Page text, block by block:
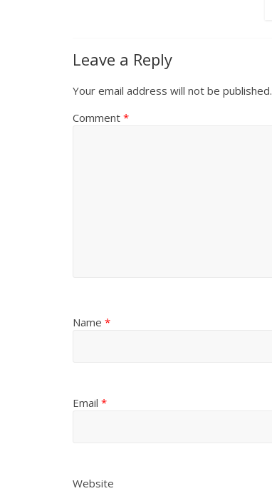
Leave a Reply
Your email address will not be published.
Comment *
Name *
Email *
Website